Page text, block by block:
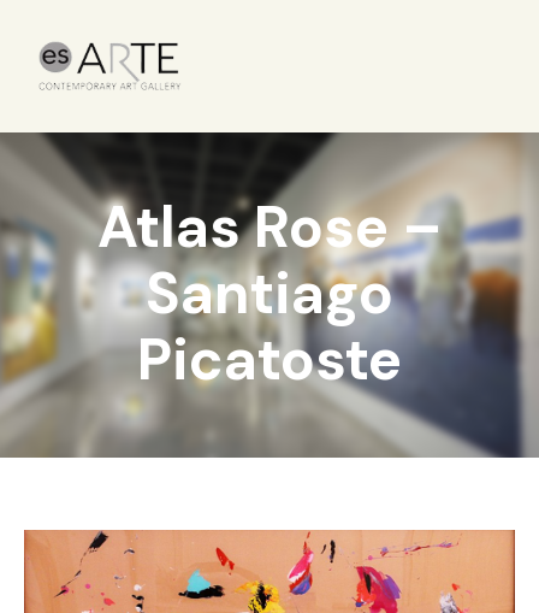
Atlas Rose –
Santiago
Picatoste